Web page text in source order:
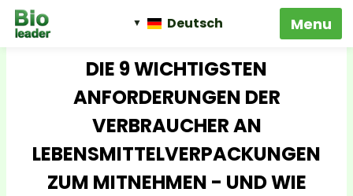
Deutsch
DIE 9 WICHTIGSTEN
ANFORDERUNGEN DER
VERBRAUCHER AN
LEBENSMITTELVERPACKUNGEN
ZUM MITNEHMEN - UND WIE